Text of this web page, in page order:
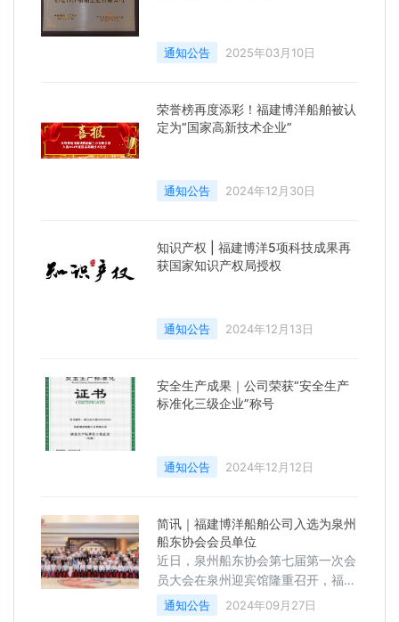
通知公告 2025年03月10日
荣誉榜再度添彩！福建博洋船舶被认
定为“国家高新技术企业”
通知公告 2024年12月30日
知识产权 | 福建博洋5项科技成果再
获国家知识产权局授权
通知公告 2024年12月13日
安全生产成果｜公司荣获“安全生产
标准化三级企业”称号
通知公告 2024年12月12日
简讯｜福建博洋船舶公司入选为泉州
船东协会会员单位
近日，泉州船东协会第七届第一次会
员大会在泉州迎宾馆隆重召开，福建
博洋船舶工业有限公司入选为泉州船
东协会会员单位。
通知公告 2024年09月27日